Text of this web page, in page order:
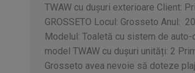
TWAW cu dușuri exterioare Client:
GROSSETO Locul: Grosseto Anul:
Modelul: Toaletă cu sistem de auto-
model TWAW cu dușuri unități: 2
Grosseto avea nevoie să doteze